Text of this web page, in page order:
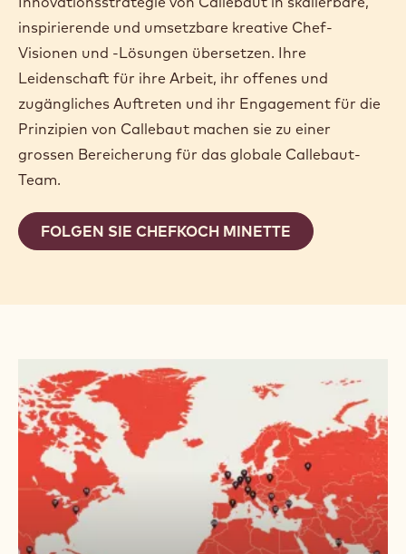
TREFFEN SIE UNSERE
GLOBALE CALLEBAUT-
CHEFKÖCHIN MINETTE
SMITH
Als Global Callebaut Creative Lead Chef wird
Innovationsstrategie von Callebaut in skalierbare,
inspirierende und umsetzbare kreative Chef-
Leidenschaft für ihre Arbeit, ihr offenes und
grossen Bereicherung für das globale Callebaut-
Team.
FOLGEN SIE CHEFKOCH MINETTE